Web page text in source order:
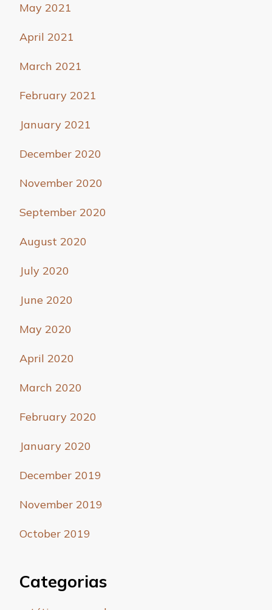
May 2021
April 2021
March 2021
February 2021
January 2021
December 2020
November 2020
September 2020
August 2020
July 2020
June 2020
May 2020
April 2020
March 2020
February 2020
January 2020
December 2019
November 2019
October 2019
Categorias